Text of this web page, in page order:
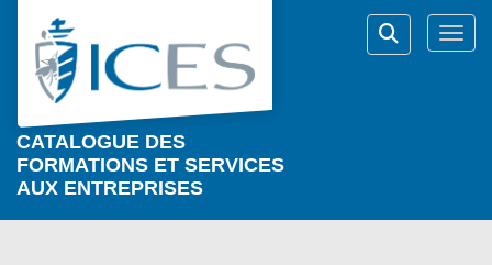
Aller au menu principal
Aller au contenu principal
Personnaliser l'interface
CATALOGUE DES
FORMATIONS ET SERVICES
AUX ENTREPRISES